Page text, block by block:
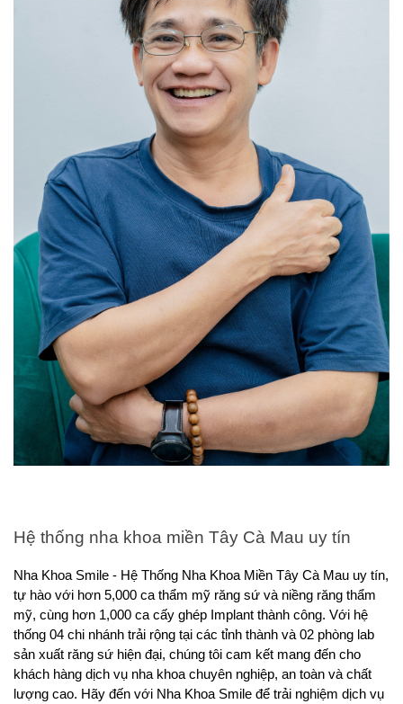
Hệ thống nha khoa miền Tây Cà Mau uy tín
Nha Khoa Smile - Hệ Thống Nha Khoa Miền Tây Cà Mau uy tín,
tự hào với hơn 5,000 ca thẩm mỹ răng sứ và niềng răng thẩm
mỹ, cùng hơn 1,000 ca cấy ghép Implant thành công. Với hệ
thống 04 chi nhánh trải rộng tại các tỉnh thành và 02 phòng lab
sản xuất răng sứ hiện đại, chúng tôi cam kết mang đến cho
khách hàng dịch vụ nha khoa chuyên nghiệp, an toàn và chất
lượng cao. Hãy đến với Nha Khoa Smile để trải nghiệm dịch vụ